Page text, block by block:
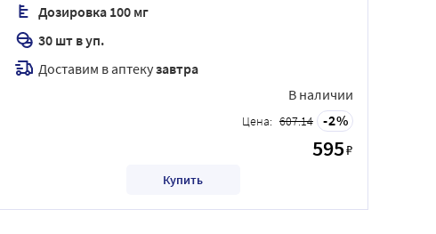
Дозировка 100 мг
30 шт в уп.
Доставим в аптекузавтра
В наличии
Цена: 607.14 2
595₽
Купить